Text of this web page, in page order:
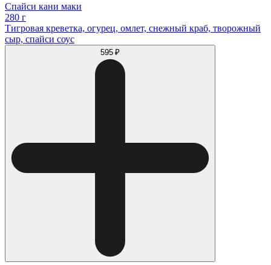
Спайси кани маки
280 г
Тигровая креветка, огурец, омлет, снежный краб, творожный
сыр, спайси соус
595 ₽